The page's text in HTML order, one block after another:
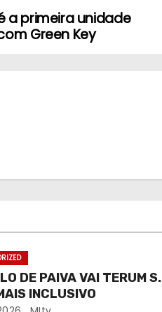
a primeira unidade
Green Key
DE PAIVA VAI TERUM S.
INCLUSIVO